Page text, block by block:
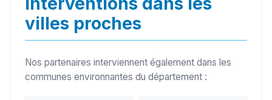
villes proches
Nos partenaires interviennent également dans les
communes environnantes du département :